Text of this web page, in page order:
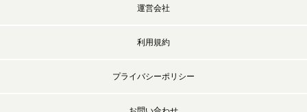
運営会社
利用規約
プライバシーポリシー